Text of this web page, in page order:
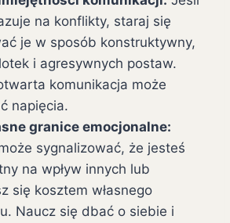
na konflikty, staraj się
je w sposób konstruktywny,
i agresywnych postaw.
komunikacja może
napięcia.
granice emocjonalne:
sygnalizować, że jesteś
na wpływ innych lub
się kosztem własnego
Naucz się dbać o siebie i